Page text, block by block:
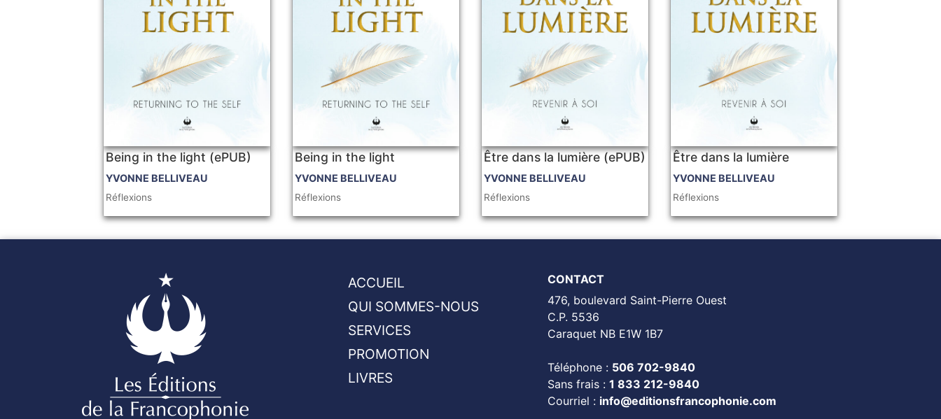
Being in the light (ePUB)
YVONNE BELLIVEAU
Réflexions
Being in the light
YVONNE BELLIVEAU
Réflexions
Être dans la lumière (ePUB)
YVONNE BELLIVEAU
Réflexions
Être dans la lumière
YVONNE BELLIVEAU
Réflexions
ACCUEIL
QUI SOMMES-NOUS
SERVICES
PROMOTION
LIVRES
CONTACT
476, boulevard Saint-Pierre Ouest
C.P. 5536
Caraquet NB E1W 1B7
Téléphone : 506 702-9840
Sans frais : 1 833 212-9840
Courriel : info@editionsfrancophonie.com